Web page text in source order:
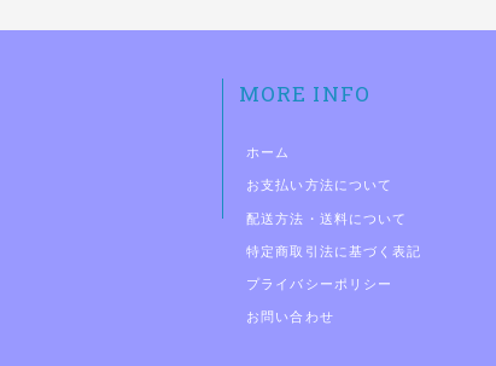
MORE INFO
ホーム
お支払い方法について
配送方法・送料について
特定商取引法に基づく表記
プライバシーポリシー
お問い合わせ